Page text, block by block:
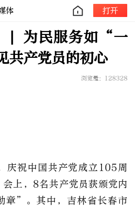
体 打开
| 为民服务如“一
共产党员的初心
浏览量：128328
庆祝中国共产党成立105周
上，8名共产党员获颁党内
章”。其中，吉林省长春市